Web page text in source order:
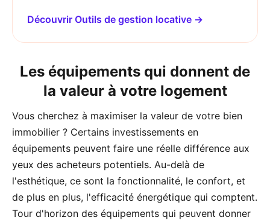
Découvrir Outils de gestion locative →
Les équipements qui donnent de
la valeur à votre logement
Vous cherchez à maximiser la valeur de votre bien
immobilier ? Certains investissements en
équipements peuvent faire une réelle différence aux
yeux des acheteurs potentiels. Au-delà de
l'esthétique, ce sont la fonctionnalité, le confort, et
de plus en plus, l'efficacité énergétique qui comptent.
Tour d'horizon des équipements qui peuvent donner